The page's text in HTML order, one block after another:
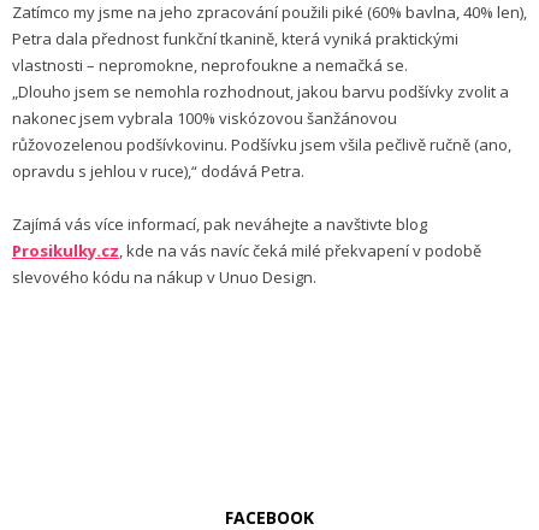
Zatímco my jsme na jeho zpracování použili piké (60% bavlna, 40% len),
Petra dala přednost funkční tkanině, která vyniká praktickými
vlastnosti – nepromokne, neprofoukne a nemačká se.
„Dlouho jsem se nemohla rozhodnout, jakou barvu podšívky zvolit a
nakonec jsem vybrala 100% viskózovou šanžánovou
růžovozelenou podšívkovinu. Podšívku jsem všila pečlivě ručně (ano,
opravdu s jehlou v ruce),“ dodává Petra.
Zajímá vás více informací, pak neváhejte a navštivte blog
Prosikulky.cz, kde na vás navíc čeká milé překvapení v podobě
slevového kódu na nákup v Unuo Design.
FACEBOOK